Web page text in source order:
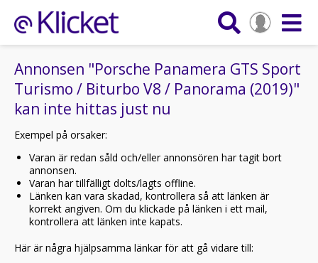
Annonsen "Porsche Panamera GTS Sport
Turismo / Biturbo V8 / Panorama (2019)"
kan inte hittas just nu
Exempel på orsaker:
Varan är redan såld och/eller annonsören har tagit bort
annonsen.
Varan har tillfälligt dolts/lagts offline.
Länken kan vara skadad, kontrollera så att länken är
korrekt angiven. Om du klickade på länken i ett mail,
kontrollera att länken inte kapats.
Här är några hjälpsamma länkar för att gå vidare till: